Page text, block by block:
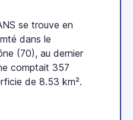
se trouve en
dans le
(70), au dernier
comptait 357
de 8.53 km².